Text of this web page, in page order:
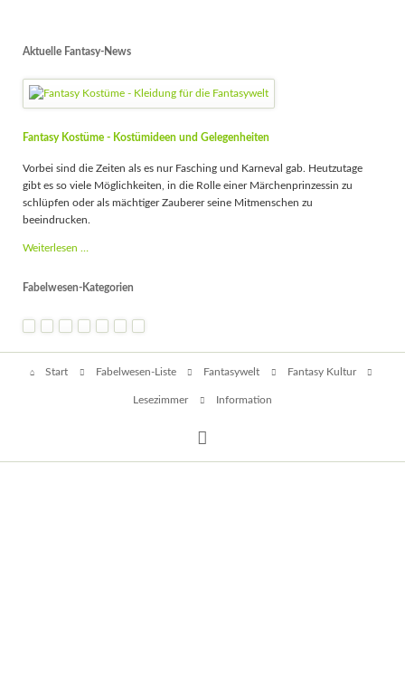
Aktuelle Fantasy-News
Fantasy Kostüme - Kostümideen und Gelegenheiten
Vorbei sind die Zeiten als es nur Fasching und Karneval gab. Heutzutage
gibt es so viele Möglichkeiten, in die Rolle einer Märchenprinzessin zu
schlüpfen oder als mächtiger Zauberer seine Mitmenschen zu
beeindrucken.
Weiterlesen …Fantasy
-
Gelegenheiten
Fabelwesen-Kategorien
Start Fabelwesen-Liste Fantasywelt Fantasy Kultur
Lesezimmer Information